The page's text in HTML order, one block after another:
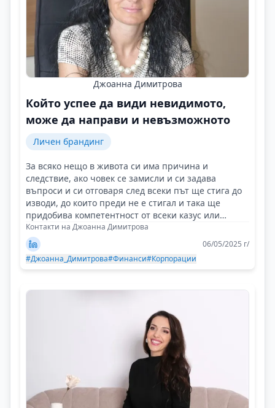
Джоанна Димитрова
Който успее да види невидимото,
може да направи и невъзможното
Личен брандинг
За всяко нещо в живота си има причина и
следствие, ако човек се замисли и си задава
въпроси и си отговаря след всеки път ще стига до
изводи, до които преди не е стигал и така ще
придобива компетентност от всеки казус или
случай!
Контакти на Джоанна Димитрова
06/05/2025 г/
#Джоанна_Димитрова#Финанси#Корпорации